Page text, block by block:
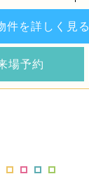
件を詳しく見る
場予約